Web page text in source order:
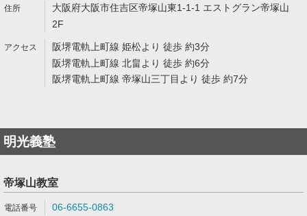
大阪府大阪市住吉区帝塚山東1-1-1 エストグラン帝塚山
2F
阪堺電軌上町線 姫松より 徒歩 約3分
阪堺電軌上町線 北畠より 徒歩 約6分
阪堺電軌上町線 帝塚山三丁目より 徒歩 約7分
明光義塾
帝塚山教室
06-6655-0863